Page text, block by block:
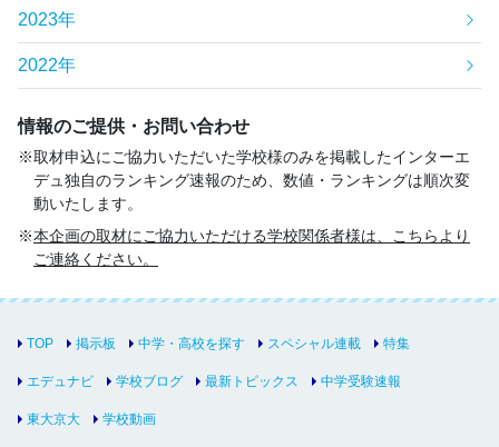
2023年
2022年
情報のご提供・お問い合わせ
取材申込にご協力いただいた学校様のみを掲載したインターエ
デュ独自のランキング速報のため、数値・ランキングは順次変
動いたします。
本企画の取材にご協力いただける学校関係者様は、こちらより
ご連絡ください。
TOP 掲示板 中学・高校を探す スペシャル連載 特集
エデュナビ 学校ブログ 最新トピックス 中学受験速報
東大京大 学校動画